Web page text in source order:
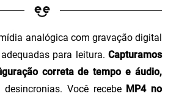
analógica com gravação digital
para leitura. Capturamos
correta de tempo e áudio,
Você recebe MP4 no